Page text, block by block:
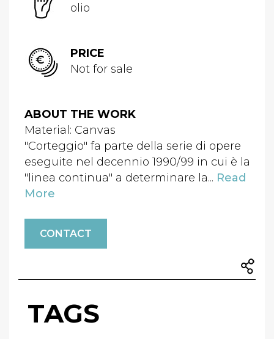
olio
PRICE
Not for sale
ABOUT THE WORK
Material: Canvas
"Corteggio" fa parte della serie di opere
eseguite nel decennio 1990/99 in cui è la
"linea continua" a determinare la... Read
More
CONTACT
TAGS